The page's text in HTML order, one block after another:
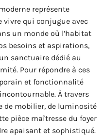
représente
vivre qui conjugue avec
un monde où l’habitat
besoins et aspirations,
sanctuaire dédié au
Pour répondre à ces
et fonctionnalité
À travers
de mobilier, de luminosité
pièce maîtresse du foyer
apaisant et sophistiqué.